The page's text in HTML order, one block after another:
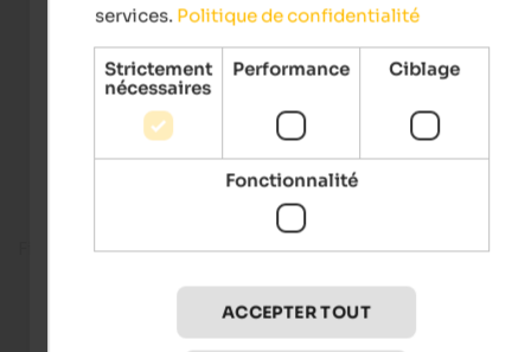
Fitness room
services. Politique de confidentialité
Strictement
nécessaires
Performance Ciblage
Fonctionnalité
ACCEPTER TOUT